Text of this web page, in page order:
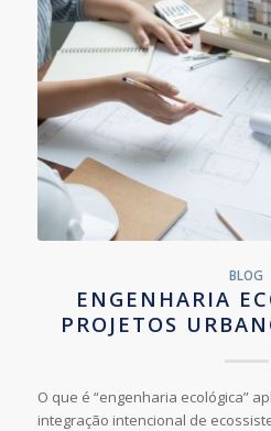
BLOG
ENGENHARIA
PROJETOS
O que é “engenharia ecológica”
integração intencional de